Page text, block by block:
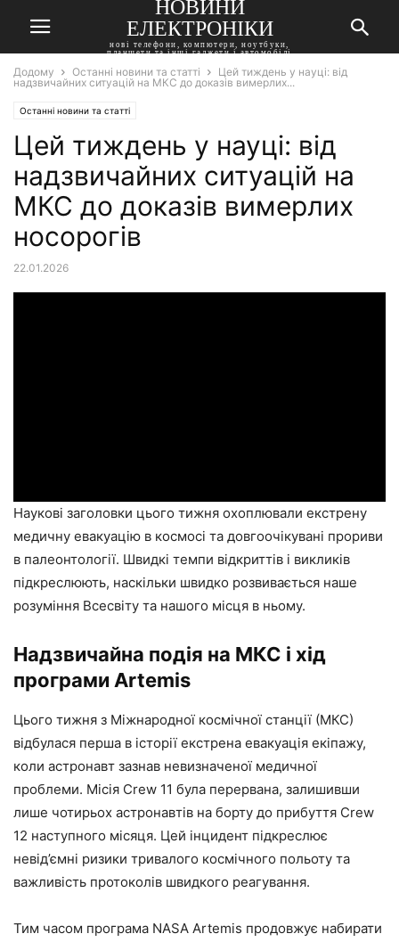
НОВИНИ
ЕЛЕКТРОНІКИ
нові телефони, компютери, ноутбуки,
планшети та інші гаджети і автомобілі
Додому Останні новини та статті
Цей тиждень у науці: від
надзвичайних ситуацій на МКС до доказів вимерлих...
Останні новини та статті
Цей тиждень у науці: від
надзвичайних ситуацій на
МКС до доказів вимерлих
носорогів
22.01.2026
Наукові заголовки цього тижня охоплювали екстрену
медичну евакуацію в космосі та довгоочікувані прориви
в палеонтології. Швидкі темпи відкриттів і викликів
підкреслюють, наскільки швидко розвивається наше
розуміння Всесвіту та нашого місця в ньому.
Надзвичайна подія на МКС і хід
програми Artemis
Цього тижня з Міжнародної космічної станції (МКС)
відбулася перша в історії екстрена евакуація екіпажу,
коли астронавт зазнав невизначеної медичної
проблеми. Місія Crew 11 була перервана, залишивши
лише чотирьох астронавтів на борту до прибуття Crew
12 наступного місяця. Цей інцидент підкреслює
невід’ємні ризики тривалого космічного польоту та
важливість протоколів швидкого реагування.
Тим часом програма NASA Artemis продовжує набирати